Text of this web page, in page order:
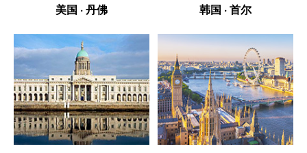
美国 · 丹佛 韩国 · 首尔